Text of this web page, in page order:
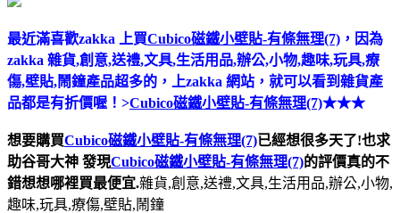
最近滿喜歡zakka 上買Cubico磁鐵小壁貼-有條無理(7) ，因為
zakka 雜貨,創意,送禮,文具,生活用品,辦公,小物,趣味,玩具,療
傷,壁貼,鬧鐘產品超多的，上zakka 網站，就可以看到雜貨產
品都是有折價喔！>Cubico磁鐵小壁貼-有條無理(7)★★★
想要購買Cubico磁鐵小壁貼-有條無理(7)已經想很多天了!也求
助谷哥大神 發現Cubico磁鐵小壁貼-有條無理(7)的評價真的不
錯想想哪裡買最便宜.雜貨,創意,送禮,文具,生活用品,辦公,小物,
趣味,玩具,療傷,壁貼,鬧鐘